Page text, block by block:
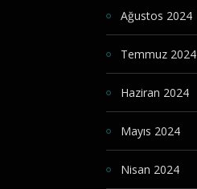
Ağustos 2024
Temmuz 2024
Haziran 2024
Mayıs 2024
Nisan 2024